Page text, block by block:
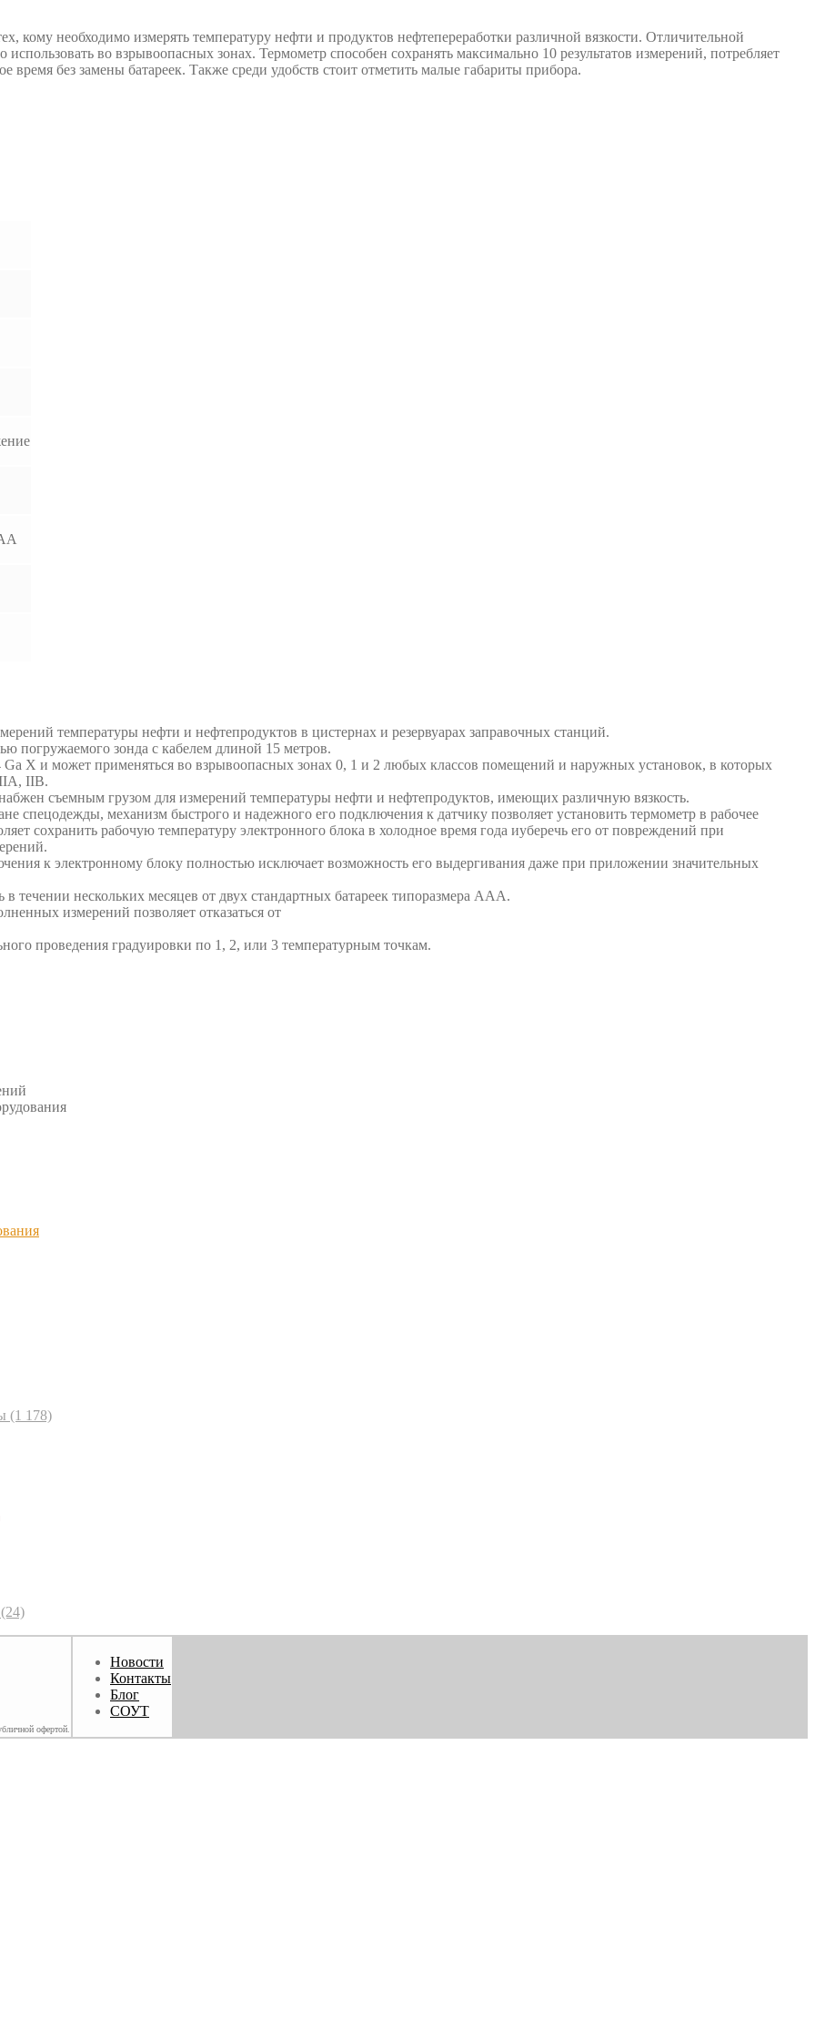
кому необходимо измерять температуру нефти и продуктов нефтепереработки различной вязкости. Отличительной
во взрывоопасных зонах. Термометр способен сохранять максимально 10 результатов измерений, потребляет
время без замены батареек. Также среди удобств стоит отметить малые габариты прибора.
температуры нефти и нефтепродуктов в цистернах и резервуарах заправочных станций.
погружаемого зонда с кабелем длиной 15 метров.
Х и может применяться во взрывоопасных зонах 0, 1 и 2 любых классов помещений и наружных установок, в которых
IIA, IIB.
съемным грузом для измерений температуры нефти и нефтепродуктов, имеющих различную вязкость.
спецодежды, механизм быстрого и надежного его подключения к датчику позволяет установить термометр в рабочее
сохранить рабочую температуру электронного блока в холодное время года иуберечь его от повреждений при
к электронному блоку полностью исключает возможность его выдергивания даже при приложении значительных
в течении нескольких месяцев от двух стандартных батареек типоразмера ААА.
измерений позволяет отказаться от
проведения градуировки по 1, 2, или 3 температурным точкам.
(1 178)
(24)
офертой.
Новости
Контакты
Блог
СОУТ